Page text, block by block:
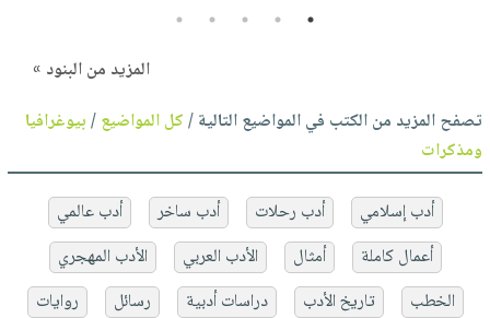
1
2
3
4
5
المزيد من البنود »
تصفح المزيد من الكتب في المواضيع التالية /كل المواضيع/بيوغرافيا
ومذكرات
أدب إسلامي أدب رحلات أدب ساخر
أدب عالمي
أعمال كاملة
أمثال الأدب العربي
الأدب المهجري
الخطب
تاريخ الأدب دراسات أدبية رسائل
روايات